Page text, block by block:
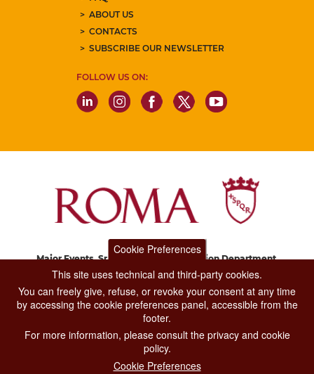
ABOUT US
CONTACTS
SUBSCRIBE OUR NEWSLETTER
FOLLOW US ON:
Major Events, Sport, Tourism and Fashion Department.
Via di San Basilio, 51
CONTACT CENTER TEL. 06 06 08
CONTATTA LA REDAZIONE
Cookie Preferences
This site uses technical and third-party cookies.
You can freely give, refuse, or revoke your consent at any time
by accessing the cookie preferences panel, accessible from the
footer.
For more information, please consult the privacy and cookie
policy.
Cookie Preferences